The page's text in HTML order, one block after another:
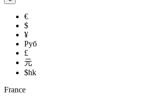
€
$
¥
Руб
£
元
$hk
France